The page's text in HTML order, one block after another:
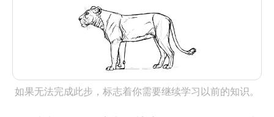
如果无法完成此步，标志着你需要继续学习以前的知识。